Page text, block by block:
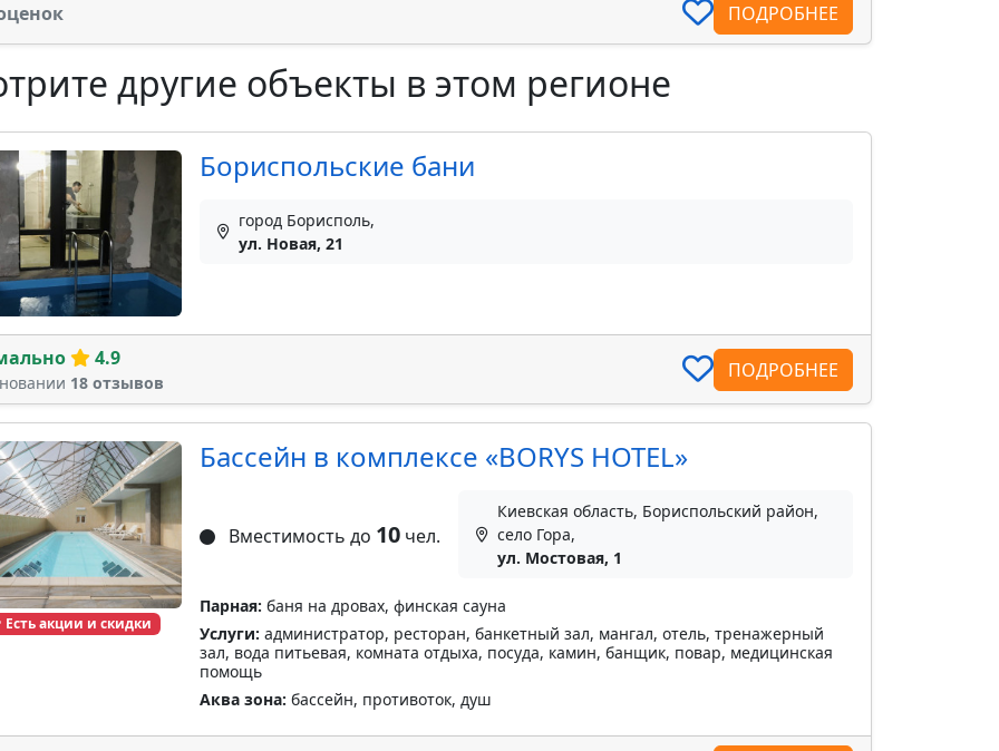
ПОДРОБНЕЕ
другие объекты в этом регионе
Бориспольские бани
город Борисполь,
ул. Новая, 21
4.9
18 отзывов
ПОДРОБНЕЕ
Есть акции и скидки
Бассейн в комплексе «BORYS HOTEL»
Вместимость до 10чел.
Киевская область, Бориспольский район,
село Гора,
ул. Мостовая, 1
Парная: баня на дровах, финская сауна
Услуги: администратор, ресторан, банкетный зал, мангал, отель, тренажерный
зал, вода питьевая, комната отдыха, посуда, камин, банщик, повар, медицинская
помощь
Аква зона: бассейн, противоток, душ